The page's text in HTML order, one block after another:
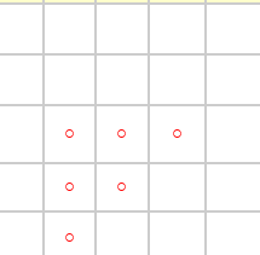
○ ○ ○
○ ○
○